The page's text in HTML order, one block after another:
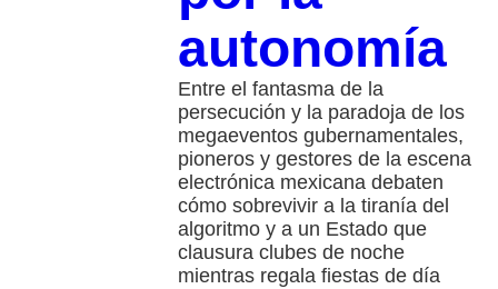
autonomía
Entre el fantasma de la
persecución y la paradoja de los
megaeventos gubernamentales,
pioneros y gestores de la escena
electrónica mexicana debaten
cómo sobrevivir a la tiranía del
algoritmo y a un Estado que
clausura clubes de noche
mientras regala fiestas de día